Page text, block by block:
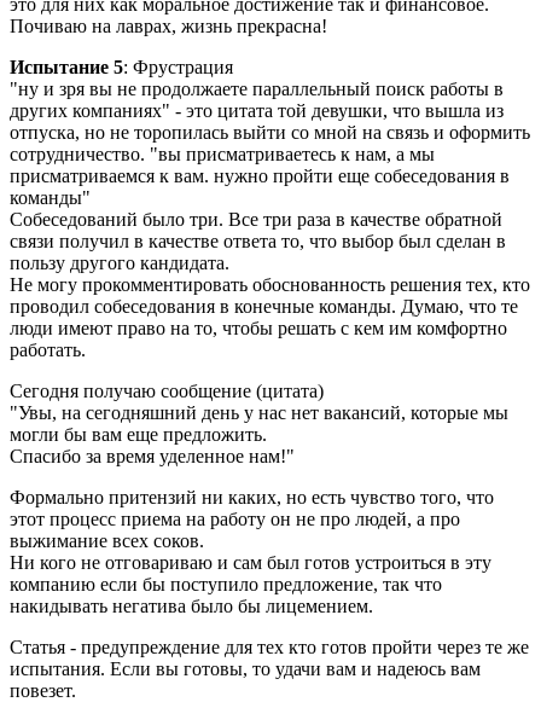
Почиваю на лаврах, жизнь прекрасна!
Испытание 5: Фрустрация
"ну и зря вы не продолжаете параллельный поиск работы в
других компаниях" - это цитата той девушки, что вышла из
отпуска, но не торопилась выйти со мной на связь и оформить
сотрудничество. "вы присматриваетесь к нам, а мы
присматриваемся к вам. нужно пройти еще собеседования в
команды"
Собеседований было три. Все три раза в качестве обратной
связи получил в качестве ответа то, что выбор был сделан в
пользу другого кандидата.
Не могу прокомментировать обоснованность решения тех, кто
проводил собеседования в конечные команды. Думаю, что те
люди имеют право на то, чтобы решать с кем им комфортно
работать.
Сегодня получаю сообщение (цитата)
"Увы, на сегодняшний день у нас нет вакансий, которые мы
могли бы вам еще предложить.
Спасибо за время уделенное нам!"
Формально притензий ни каких, но есть чувство того, что
этот процесс приема на работу он не про людей, а про
выжимание всех соков.
Ни кого не отговариваю и сам был готов устроиться в эту
компанию если бы поступило предложение, так что
накидывать негатива было бы лицемением.
Статья - предупреждение для тех кто готов пройти через те же
испытания. Если вы готовы, то удачи вам и надеюсь вам
повезет.